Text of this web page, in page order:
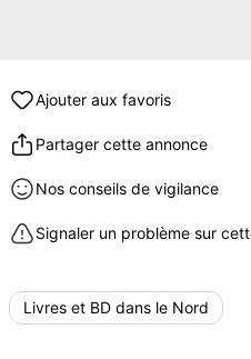
Ajouter aux favoris
Partager cette annonce
Nos conseils de vigilance
Signaler un problème sur
Livres et BD dans le Nord